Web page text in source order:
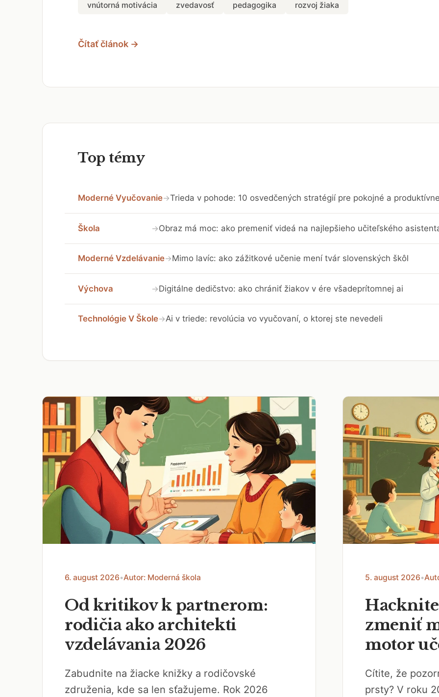
vnútorná motivácia zvedavosť pedagogika rozvoj žiaka
Čítať článok →
Top témy
Moderné Vyučovanie→Trieda v pohode: 10 osvedčených stratégií pre pokojné a
Škola →Obraz má moc: ako premeniť videá na najlepšieho učiteľského
Moderné Vzdelávanie→Mimo lavíc: ako zážitkové učenie mení tvár slovenských škôl
Výchova →Digitálne dedičstvo: ako chrániť žiakov v ére všadeprítomnej ai
Technológie V Škole→Ai v triede: revolúcia vo vyučovaní, o ktorej ste nevedeli
6. august 2026•Autor: Moderná škola
Od kritikov k partnerom:
rodičia ako architekti
vzdelávania 2026
Zabudnite na žiacke knižky a rodičovské
združenia, kde sa len sťažujeme. Rok 2026
5. august 2026•
zmeniť
motor
Cítite, že
prsty? V roku